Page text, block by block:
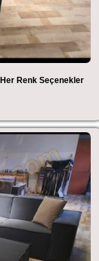
Renk Seçenekler